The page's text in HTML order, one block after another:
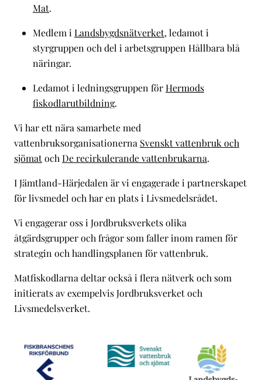
Mat.
Medlem i Landsbygdsnätverket, ledamot i
styrgruppen och del i arbetsgruppen Hållbara blå
näringar.
Ledamot i ledningsgruppen förHermods
fiskodlarutbildning.
Vi har ett nära samarbete med
vattenbruksorganisationerna Svenskt vattenbruk och
sjömatoch De recirkulerande vattenbrukarna.
I Jämtland-Härjedalen är vi engagerade i partnerskapet
för livsmedel och har en plats i Livsmedelsrådet.
Vi engagerar oss i Jordbruksverkets olika
åtgärdsgrupper och frågor som faller inom ramen för
strategin och handlingsplanen för vattenbruk.
Matfiskodlarna deltar också i flera nätverk och som
initierats av exempelvis Jordbruksverket och
Livsmedelsverket.